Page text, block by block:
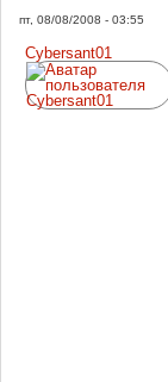
пт, 08/08/2008 - 03:55
Cybersant01